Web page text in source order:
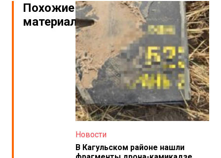
Похожие
материалы
Новости
В Кагульском районе нашли